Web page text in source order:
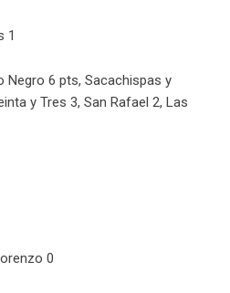
1
Negro 6 pts, Sacachispas y
y Tres 3, San Rafael 2, Las
0